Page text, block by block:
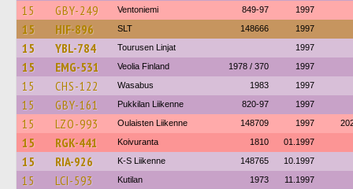
15 GBY-249 Ventoniemi 849-97 1997
15 HIF-896 SLT 148666 1997
15 YBL-784 Tourusen Linjat 1997
15 EMG-531 Veolia Finland 1978 / 370 1997
15 CHS-122 Wasabus 1983 1997
15 GBY-161 Pukkilan Liikenne 820-97 1997
15 LZO-993 Oulaisten Liikenne 148709 1997
15 RGK-441 Koivuranta 1810 01.1997
15 RIA-926 K-S Liikenne 148765 10.1997
15 LCI-593 Kutilan 1973 11.1997